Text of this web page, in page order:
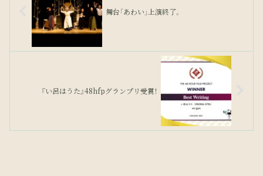
舞台「あわい」上演終了。
『い呂はうた』48hfpグランプリ受賞！